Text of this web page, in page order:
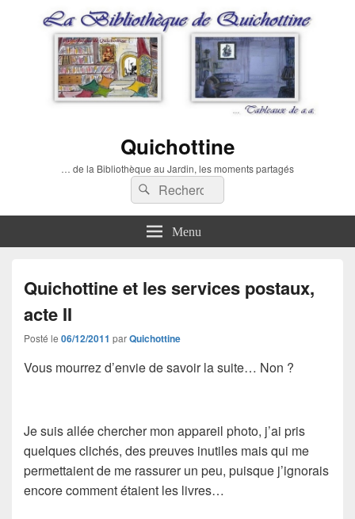
Quichottine
… de la Bibliothèque au Jardin, les moments partagés
Recherche :
Rechercher
Menu
Quichottine et les services postaux,
acte II
Posté le 06/12/2011 parQuichottine
Vous mourrez d’envie de savoir la suite… Non ?
Je suis allée chercher mon appareil photo, j’ai pris
quelques clichés, des preuves inutiles mais qui me
permettaient de me rassurer un peu, puisque j’ignorais
encore comment étaient les livres…